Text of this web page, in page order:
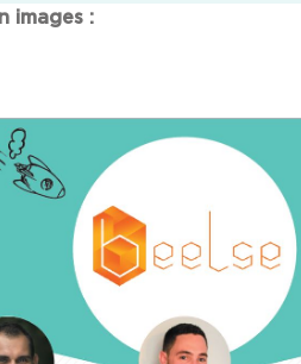
images :